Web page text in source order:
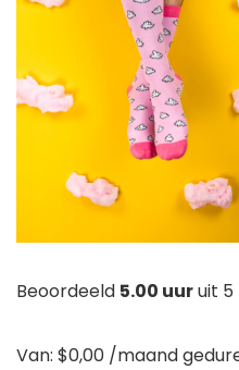
Beoordeeld 5.00 uuruit 5
Van: $0,00 /maand